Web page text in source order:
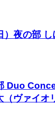
）夜の部
Duo
ヴァイオ